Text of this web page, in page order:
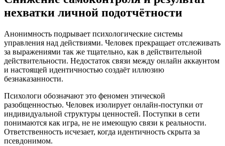
нехватки личной подотчётности
Анонимность подрывает психологические системы
управления над действиями. Человек прекращает отслеживать
за выражениями так же тщательно, как в действительной
действительности. Недостаток связи между онлайн аккаунтом
и настоящей идентичностью создаёт иллюзию
безнаказанности.
Психологи обозначают это феномен этической
разобщенностью. Человек изолирует онлайн-поступки от
индивидуальной структуры ценностей. Поступки в сети
понимаются как игра, не не имеющую связи к реальности.
Ответственность исчезает, когда идентичность скрыта за
псевдонимом.